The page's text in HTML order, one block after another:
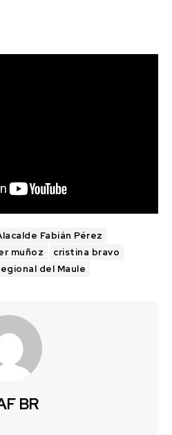
Fabián Pérez
muñoz
cristina bravo
del Maule
BR